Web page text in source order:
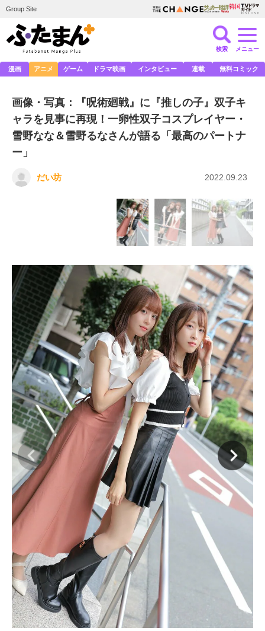
Group Site
検索 メニュー
漫画 アニメ ゲーム ドラマ映画 インタビュー 連載 無料コミック
画像・写真：『呪術廻戦』に『推しの子』双子キ
ャラを見事に再現！一卵性双子コスプレイヤー・
雪野なな＆雪野るなさんが語る「最高のパートナ
ー」
だい坊 2022.09.23